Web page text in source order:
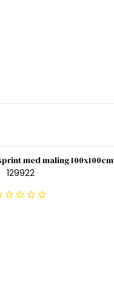
med maling 100x100cm
129922